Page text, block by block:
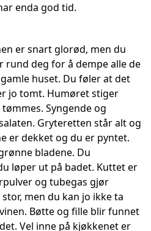
enda god tid.
er snart glorød, men du
rund deg for å dempe alle de
huset. Du føler at det
jo tomt. Humøret stiger
Syngende og
Gryteretten står alt og
er dekket og du er pyntet.
bladene. Du
løper ut på badet. Kuttet er
og tubegas gjør
men du kan jo ikke ta
Bøtte og fille blir funnet
Vel inne på kjøkkenet er